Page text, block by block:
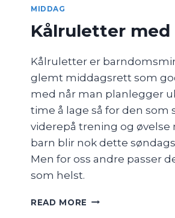
MIDDAG
Kålruletter med
Kålruletter er
glemt middagsrett som
med når man planlegger
time å lage så for den som
viderepå trening og øvelse
barn blir nok dette
Men for oss andre passer
som helst.
READ MORE KÅLRULETTER